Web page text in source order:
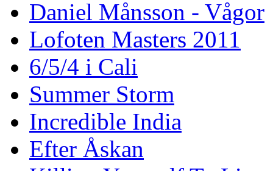
Daniel Månsson - Vågor
Lofoten Masters 2011
6/5/4 i Cali
Summer Storm
Incredible India
Efter Åskan